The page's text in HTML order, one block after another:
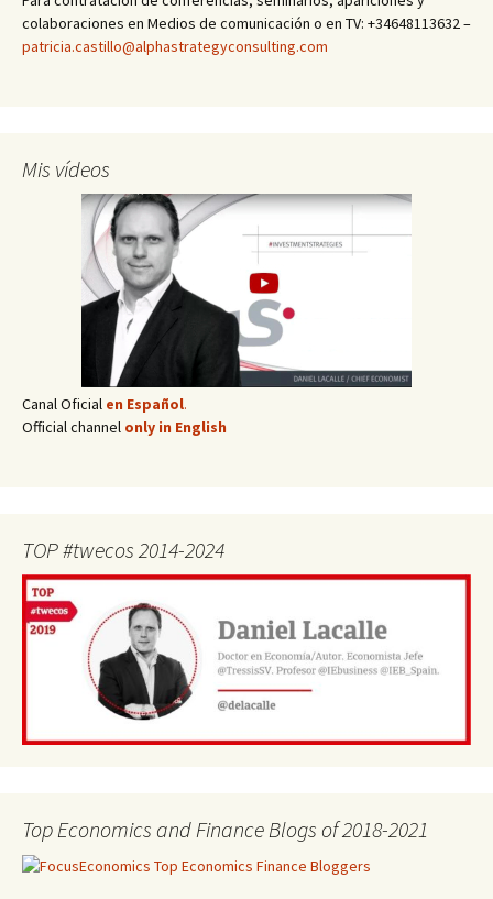
colaboraciones en Medios de comunicación o en TV: +34648113632 –
patricia.castillo@alphastrategyconsulting.com
Mis vídeos
Canal Oficial en Español.
Official channel only in English
TOP #twecos 2014-2024
Top Economics and Finance Blogs of 2018-2021